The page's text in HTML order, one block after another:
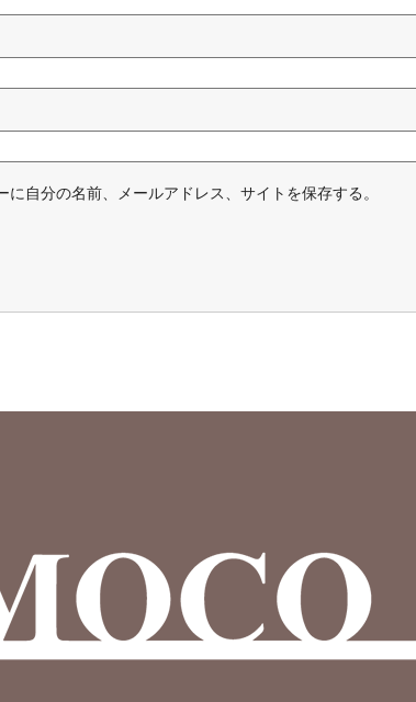
自分の名前、メールアドレス、サイトを保存する。